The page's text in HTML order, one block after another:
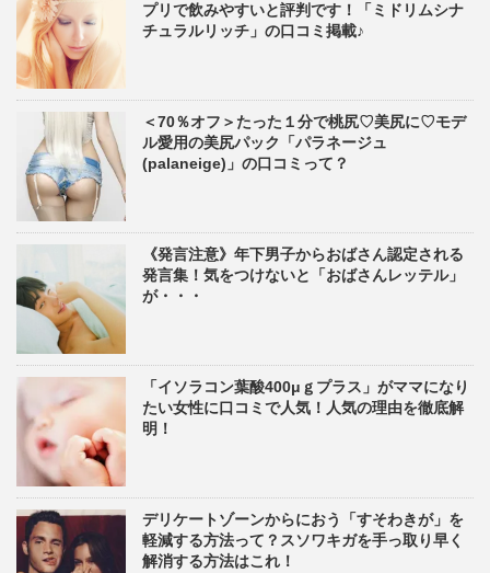
プリで飲みやすいと評判です！「ミドリムシナ
チュラルリッチ」の口コミ掲載♪
＜70％オフ＞たった１分で桃尻♡美尻に♡モデ
ル愛用の美尻パック「パラネージュ
(palaneige)」の口コミって？
《発言注意》年下男子からおばさん認定される
発言集！気をつけないと「おばさんレッテル」
が・・・
「イソラコン葉酸400μｇプラス」がママになり
たい女性に口コミで人気！人気の理由を徹底解
明！
デリケートゾーンからにおう「すそわきが」を
軽減する方法って？スソワキガを手っ取り早く
解消する方法はこれ！